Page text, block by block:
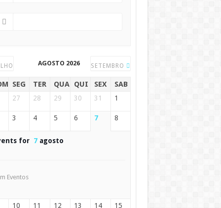
AGOSTO 2026 SETEMBRO
SEG TER QUA QUI SEX SAB
27 28 29 30 31 1
3 4 5 6 7 8
for 7agosto
Eventos
10 11 12 13 14 15